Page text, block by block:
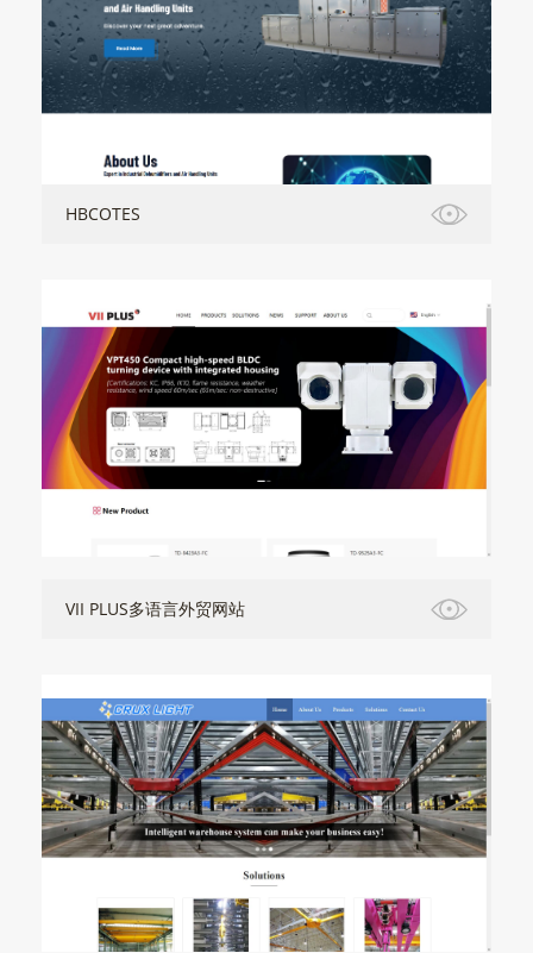
HBCOTES
VII PLUS多语言外贸网站